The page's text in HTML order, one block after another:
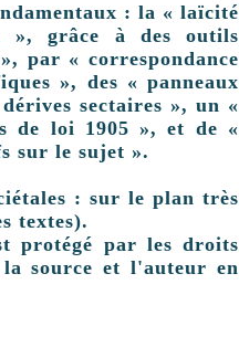
: la « laïcité
grâce à des outils
par « correspondance
», des « panneaux
sectaires », un «
de loi 1905 », et de «
sur le sujet ».
: sur le plan très
textes).
protégé par les droits
source et l'auteur en